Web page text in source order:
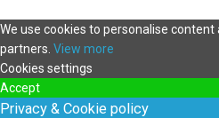
We use cookies to personalise
partners. View more
Cookies settings
Accept
Privacy & Cookie policy